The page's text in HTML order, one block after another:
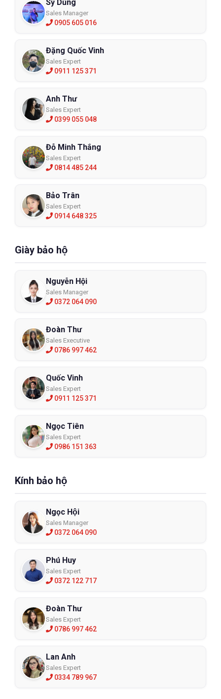
Sỹ Dũng
Sales Manager
0905 605 016
Đặng Quốc Vinh
Sales Expert
0911 125 371
Anh Thư
Sales Expert
0399 055 048
Đỗ Minh Thắng
Sales Expert
0814 485 244
Bảo Trân
Sales Expert
0914 648 325
Giày bảo hộ
Nguyễn Hội
Sales Manager
0372 064 090
Đoàn Thư
Sales Executive
0786 997 462
Quốc Vinh
Sales Expert
0911 125 371
Ngọc Tiên
Sales Expert
0986 151 363
Kính bảo hộ
Ngọc Hội
Sales Manager
0372 064 090
Phú Huy
Sales Expert
0372 122 717
Đoàn Thư
Sales Expert
0786 997 462
Lan Anh
Sales Expert
0334 789 967